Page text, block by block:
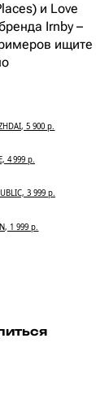
и Love
Irnby –
ищите
5 900 р.
4 999 р.
3 999 р.
1 999 р.